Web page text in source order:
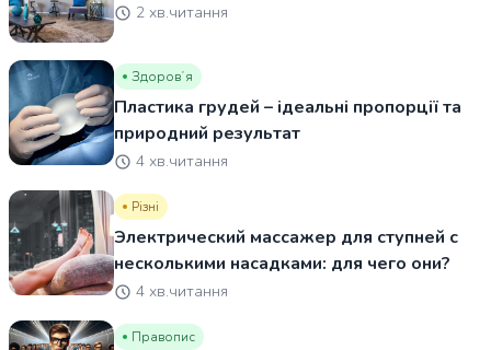
2 хв.читання
Здоровʼя
Пластика грудей – ідеальні пропорції та
природний результат
4 хв.читання
Різні
Электрический массажер для ступней с
несколькими насадками: для чего они?
4 хв.читання
Правопис